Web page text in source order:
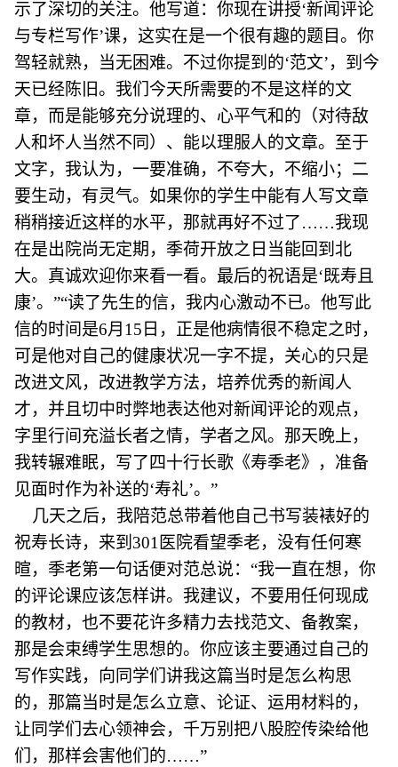
示了深切的关注。他写道：你现在讲授‘新闻评论
与专栏写作’课，这实在是一个很有趣的题目。你
驾轻就熟，当无困难。不过你提到的‘范文’，到今
天已经陈旧。我们今天所需要的不是这样的文
章，而是能够充分说理的、心平气和的（对待敌
人和坏人当然不同）、能以理服人的文章。至于
文字，我认为，一要准确，不夸大，不缩小；二
要生动，有灵气。如果你的学生中能有人写文章
稍稍接近这样的水平，那就再好不过了……我现
在是出院尚无定期，季荷开放之日当能回到北
大。真诚欢迎你来看一看。最后的祝语是‘既寿且
康’。”“读了先生的信，我内心激动不已。他写此
信的时间是6月15日，正是他病情很不稳定之时，
可是他对自己的健康状况一字不提，关心的只是
改进文风，改进教学方法，培养优秀的新闻人
才，并且切中时弊地表达他对新闻评论的观点，
字里行间充溢长者之情，学者之风。那天晚上，
我转辗难眠，写了四十行长歌《寿季老》，准备
见面时作为补送的‘寿礼’。”
几天之后，我陪范总带着他自己书写装裱好的
祝寿长诗，来到301医院看望季老，没有任何寒
暄，季老第一句话便对范总说：“我一直在想，你
的评论课应该怎样讲。我建议，不要用任何现成
的教材，也不要花许多精力去找范文、备教案，
那是会束缚学生思想的。你应该主要通过自己的
写作实践，向同学们讲我这篇当时是怎么构思
的，那篇当时是怎么立意、论证、运用材料的，
让同学们去心领神会，千万别把八股腔传染给他
们，那样会害他们的……”